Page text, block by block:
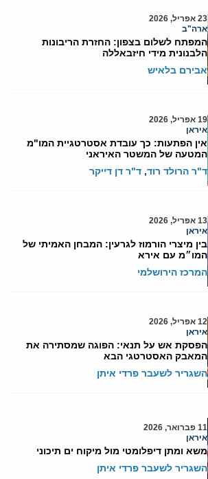
23 אפריל, 2026
ארה"ב
המפתח לשלום בצפון: החזרת הריבונות
הלבנונית מידי חיזבאללה
אבירם בלאיש
19 אפריל, 2026
איראן
אין הפתעות: כך עובדת אסטרטגיית המו"מ
המטעה של המשטר האיראני
ד"ר הרולד רוד, ד"ר דן דייקר
13 אפריל, 2026
איראן
בין מיצרי הורמוז לגרעין: המבחן האמיתי של
המו״מ עם אירא
המרכז הירושלמי
12 אפריל, 2026
איראן
הפסקת אש על תנאי: הפוגה שמסתירה את
המאבק האסטרטגי הבא
השגריר לשעבר פרדי איתן
11 פברואר, 2026
איראן
משא ומתן דיפלומטי מול מיקוח ים תיכוני
השגריר לשעבר פרדי איתן